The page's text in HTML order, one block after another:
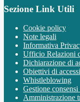
Sezione Link Utili
Cookie policy
Note legali
Informativa
Ufficio Relazioni
Dichiarazione di
Obiettivi di
Whistleblowing
Gestione
Amministrazione